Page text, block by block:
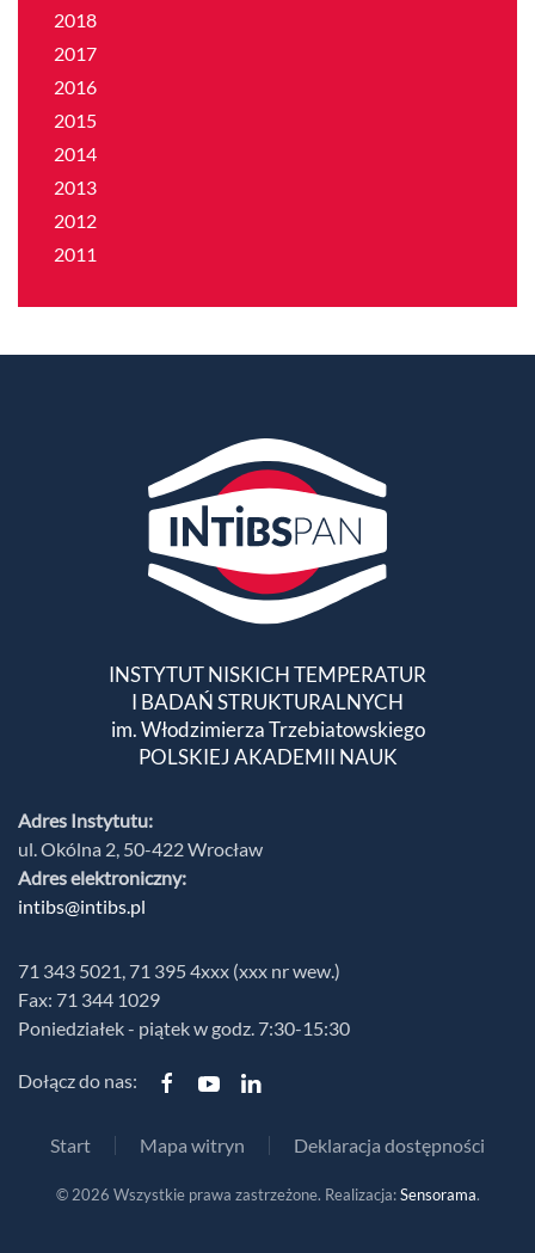
2018
2017
2016
2015
2014
2013
2012
2011
INSTYTUT NISKICH TEMPERATUR
I BADAŃ STRUKTURALNYCH
im. Włodzimierza Trzebiatowskiego
POLSKIEJ AKADEMII NAUK
Adres Instytutu:
ul. Okólna 2, 50-422 Wrocław
Adres elektroniczny:
intibs@intibs.pl
71 343 5021, 71 395 4xxx (xxx nr wew.)
Fax: 71 344 1029
Poniedziałek - piątek w godz. 7:30-15:30
Dołącz do nas:
Start Mapa witryn Deklaracja dostępności
©2026 Wszystkie prawa zastrzeżone. Realizacja:Sensorama.